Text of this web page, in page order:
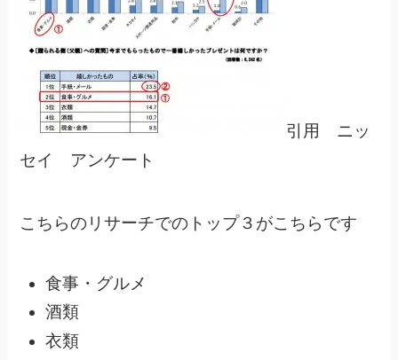
引用 ニッ
セイ アンケート
こちらのリサーチでのトップ３がこちらです
食事・グルメ
酒類
衣類